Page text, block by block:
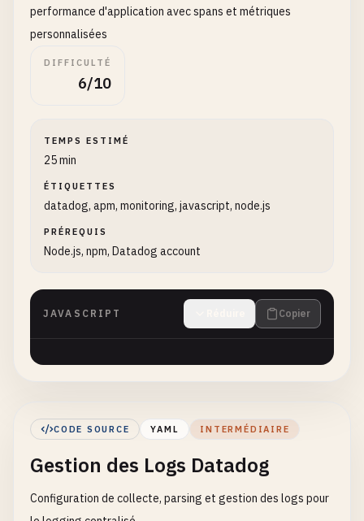
performance d'application avec spans et métriques
personnalisées
DIFFICULTÉ
6/10
TEMPS ESTIMÉ
25 min
ÉTIQUETTES
datadog, apm, monitoring, javascript, node.js
PRÉREQUIS
Node.js, npm, Datadog account
JAVASCRIPT Copier
CODE SOURCE YAML INTERMÉDIAIRE
Gestion des Logs Datadog
Configuration de collecte, parsing et gestion des logs pour